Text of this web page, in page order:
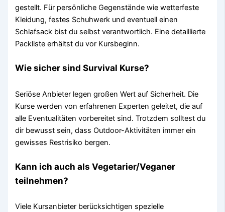
gestellt. Für persönliche Gegenstände wie wetterfeste
Kleidung, festes Schuhwerk und eventuell einen
Schlafsack bist du selbst verantwortlich. Eine detaillierte
Packliste erhältst du vor Kursbeginn.
Wie sicher sind Survival Kurse?
Seriöse Anbieter legen großen Wert auf Sicherheit. Die
Kurse werden von erfahrenen Experten geleitet, die auf
alle Eventualitäten vorbereitet sind. Trotzdem solltest du
dir bewusst sein, dass Outdoor-Aktivitäten immer ein
gewisses Restrisiko bergen.
Kann ich auch als Vegetarier/Veganer
teilnehmen?
Viele Kursanbieter berücksichtigen spezielle